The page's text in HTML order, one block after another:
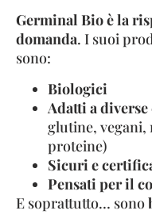
Germinal Bio è la
domanda. I suoi
sono:
Biologici
Adatti a
glutine,
proteine)
Sicuri e
Pensati per il
E soprattutto… sono